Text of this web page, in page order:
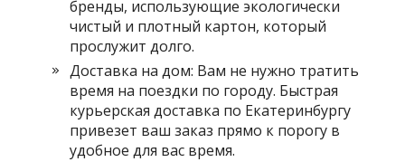
бренды, использующие экологически
чистый и плотный картон, который
прослужит долго.
Доставка на дом: Вам не нужно тратить
время на поездки по городу. Быстрая
курьерская доставка по Екатеринбургу
привезет ваш заказ прямо к порогу в
удобное для вас время.